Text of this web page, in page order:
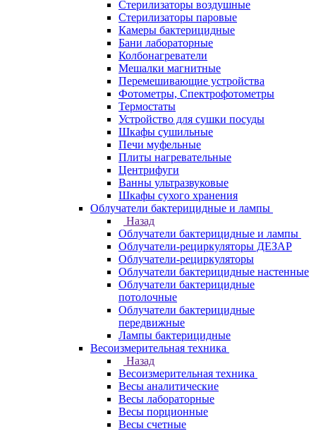
Стерилизаторы воздушные
Стерилизаторы паровые
Камеры бактерицидные
Бани лабораторные
Колбонагреватели
Мешалки магнитные
Перемешивающие устройства
Фотометры, Спектрофотометры
Термостаты
Устройство для сушки посуды
Шкафы сушильные
Печи муфельные
Плиты нагревательные
Центрифуги
Ванны ультразвуковые
Шкафы сухого хранения
Облучатели бактерицидные и лампы
Назад
Облучатели бактерицидные и лампы
Облучатели-рециркуляторы ДЕЗАР
Облучатели-рециркуляторы
Облучатели бактерицидные настенные
Облучатели бактерицидные
потолочные
Облучатели бактерицидные
передвижные
Лампы бактерицидные
Весоизмерительная техника
Назад
Весоизмерительная техника
Весы аналитические
Весы лабораторные
Весы порционные
Весы счетные